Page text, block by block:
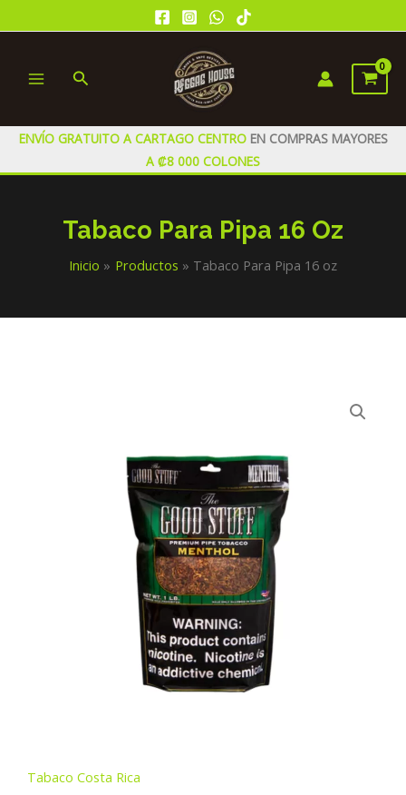
al
MENU
Buscar
ENVÍO GRATUITO A CARTAGO CENTRO EN COMPRAS MAYORES
A ₡8 000 COLONES
Tabaco Para Pipa 16 Oz
Inicio Productos Tabaco Para Pipa 16 oz
Tabaco Costa Rica